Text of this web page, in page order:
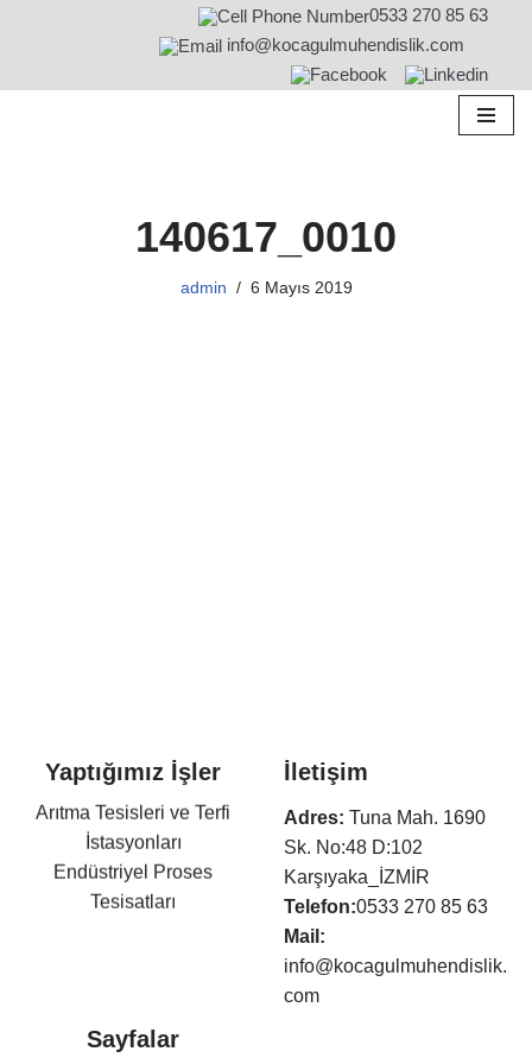
0533 270 85 63
info@kocagulmuhendislik.com
140617_0010
admin 6 Mayıs 2019
Yaptığımız İşler
Arıtma Tesisleri ve Terfi
İstasyonları
Endüstriyel Proses
Tesisatları
Sıhhi Tesisat ve Yangın
İletişim
Adres: Tuna Mah. 1690
Sk. No:48 D:102
Karşıyaka_İZMİR
Telefon:0533 270 85 63
Mail:
info@kocagulmuhendislik.
com
Sayfalar